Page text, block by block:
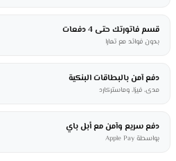
قسم فاتورتك حتى 4 دفعات
بدون فوائد مع تمارا
دفع آمن بالبطاقات البنكية
مدى، فيزا، وماستركارد
دفع سريع وآمن مع أبل باي
بواسطة Apple Pay